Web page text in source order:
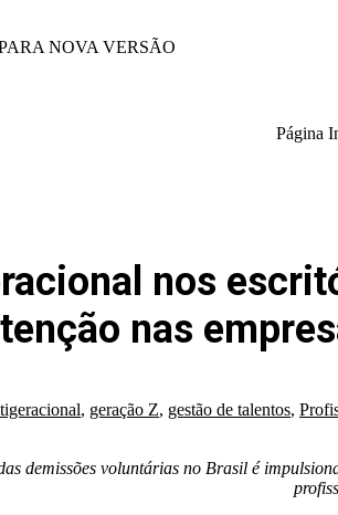
NOVA VERSÃO
Página
nos
nas
, geração Z, gestão de talentos,
demissões voluntárias no Brasil é